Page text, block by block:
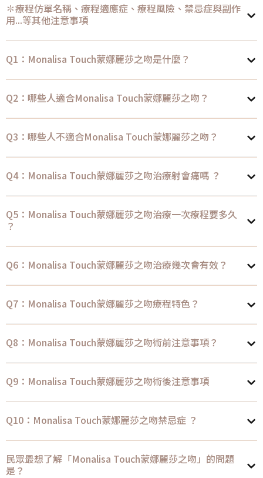
✽療程仿單名稱、療程適應症、療程風險、禁忌症與副作
用...等其他注意事項
Q1：Monalisa Touch蒙娜麗莎之吻是什麼？
Q2：哪些人適合Monalisa Touch蒙娜麗莎之吻？
Q3：哪些人不適合Monalisa Touch蒙娜麗莎之吻？
Q4：Monalisa Touch蒙娜麗莎之吻治療射會痛嗎 ？
Q5：Monalisa Touch蒙娜麗莎之吻治療一次療程要多久
？
Q6：Monalisa Touch蒙娜麗莎之吻治療幾次會有效？
Q7：Monalisa Touch蒙娜麗莎之吻療程特色？
Q8：Monalisa Touch蒙娜麗莎之吻術前注意事項？
Q9：Monalisa Touch蒙娜麗莎之吻術後注意事項
Q10：Monalisa Touch蒙娜麗莎之吻禁忌症 ？
民眾最想了解「Monalisa Touch蒙娜麗莎之吻」的問題
是？